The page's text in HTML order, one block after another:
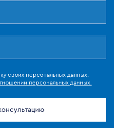
своих персональных данных.
персональных данных.